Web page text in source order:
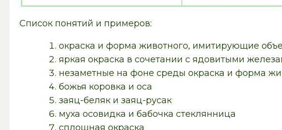
Список понятий и примеров:
окраска и форма животного, имитирующие
яркая окраска в сочетании с ядовитыми
незаметные на фоне среды окраска и форма
божья коровка и оса
заяц-беляк и заяц-русак
муха осовидка и бабочка стеклянница
сплошная окраска